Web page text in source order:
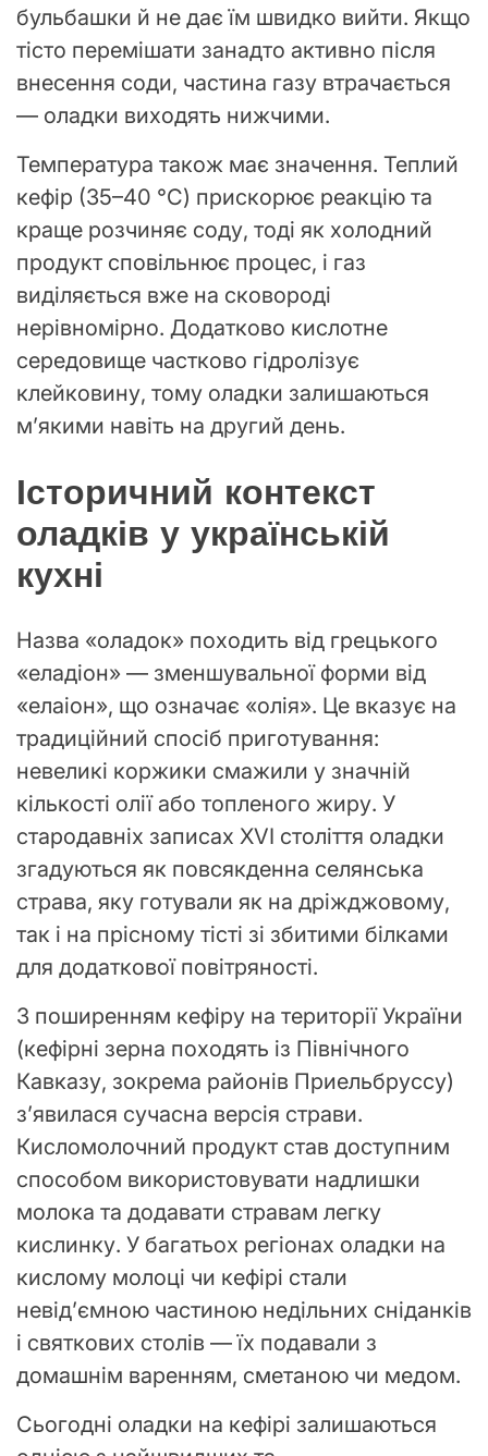
бульбашки й не дає їм швидко вийти. Якщо
тісто перемішати занадто активно після
внесення соди, частина газу втрачається
— оладки виходять нижчими.
Температура також має значення. Теплий
кефір (35–40 °C) прискорює реакцію та
краще розчиняє соду, тоді як холодний
продукт сповільнює процес, і газ
виділяється вже на сковороді
нерівномірно. Додатково кислотне
середовище частково гідролізує
клейковину, тому оладки залишаються
м’якими навіть на другий день.
Історичний контекст
оладків у українській
кухні
Назва «оладок» походить від грецького
«еладіон» — зменшувальної форми від
«елаіон», що означає «олія». Це вказує на
традиційний спосіб приготування:
невеликі коржики смажили у значній
кількості олії або топленого жиру. У
стародавніх записах XVI століття оладки
згадуються як повсякденна селянська
страва, яку готували як на дріжджовому,
так і на прісному тісті зі збитими білками
для додаткової повітряності.
З поширенням кефіру на території України
(кефірні зерна походять із Північного
Кавказу, зокрема районів Приельбруссу)
з’явилася сучасна версія страви.
Кисломолочний продукт став доступним
способом використовувати надлишки
молока та додавати стравам легку
кислинку. У багатьох регіонах оладки на
кислому молоці чи кефірі стали
невід’ємною частиною недільних сніданків
і святкових столів — їх подавали з
домашнім варенням, сметаною чи медом.
Сьогодні оладки на кефірі залишаються